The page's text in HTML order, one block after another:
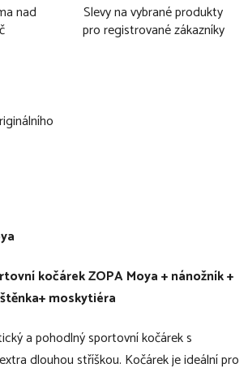
nad
Slevy na vybrané produkty
pro registrované zákazníky
kočárek ZOPA Moya + nánožník +
moskytiéra
a pohodlný sportovní kočárek s
dlouhou stříškou. Kočárek je ideální pro